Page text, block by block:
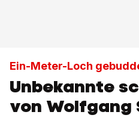
Ein-Meter-Loch
Unbekannte
von Wolfgang